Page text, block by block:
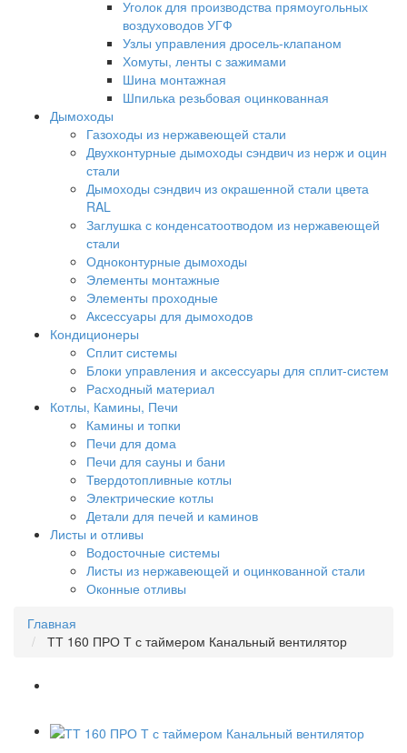
Уголок для производства прямоугольных
воздуховодов УГФ
Узлы управления дросель-клапаном
Хомуты, ленты с зажимами
Шина монтажная
Шпилька резьбовая оцинкованная
Дымоходы
Газоходы из нержавеющей стали
Двухконтурные дымоходы сэндвич из нерж и оцин
стали
Дымоходы сэндвич из окрашенной стали цвета
RAL
Заглушка с конденсатоотводом из нержавеющей
стали
Одноконтурные дымоходы
Элементы монтажные
Элементы проходные
Аксессуары для дымоходов
Кондиционеры
Сплит системы
Блоки управления и аксессуары для сплит-систем
Расходный материал
Котлы, Камины, Печи
Камины и топки
Печи для дома
Печи для сауны и бани
Твердотопливные котлы
Электрические котлы
Детали для печей и каминов
Листы и отливы
Водосточные системы
Листы из нержавеющей и оцинкованной стали
Оконные отливы
Главная
ТТ 160 ПРО Т с таймером Канальный вентилятор